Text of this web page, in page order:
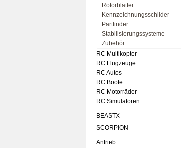
Rotorblätter
Kennzeichnungsschilder
Partfinder
Stabilisierungssysteme
Zubehör
RC Multikopter
RC Flugzeuge
RC Autos
RC Boote
RC Motorräder
RC Simulatoren
BEASTX
SCORPION
Antrieb